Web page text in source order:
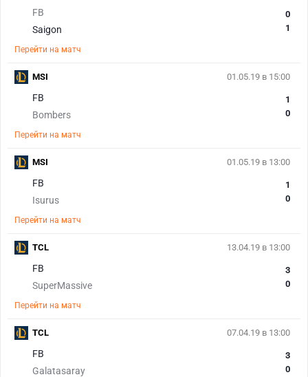
FB
Saigon
0
1
Перейти на матч
01.05.19 в 15:00
FB
Bombers
1
0
Перейти на матч
MSI
01.05.19 в 13:00
FB
Isurus
1
0
Перейти на матч
MSI
13.04.19 в 13:00
FB
SuperMassive
3
0
Перейти на матч
TCL
07.04.19 в 13:00
FB
Galatasaray
3
0
TCL